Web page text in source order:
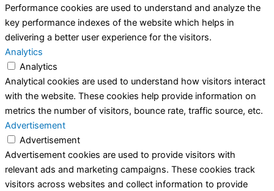
Performance cookies are used to understand and analyze the
key performance indexes of the website which helps in
delivering a better user experience for the visitors.
Analytics
Analytics
Analytical cookies are used to understand how visitors interact
with the website. These cookies help provide information on
metrics the number of visitors, bounce rate, traffic source, etc.
Advertisement
Advertisement
Advertisement cookies are used to provide visitors with
relevant ads and marketing campaigns. These cookies track
visitors across websites and collect information to provide